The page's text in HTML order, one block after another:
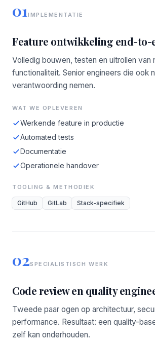
01IMPLEMENTATIE
Feature ontwikkeling end-to-
Volledig bouwen, testen en uitrollen van
functionaliteit. Senior engineers die ook
verantwoording nemen.
WAT WE OPLEVEREN
Werkende feature in productie
Automated tests
Documentatie
Operationele handover
TOOLING & METHODIEK
GitHub GitLab Stack-specifiek
02SPECIALISTISCH WERK
Code review en quality
Tweede paar ogen op architectuur,
performance. Resultaat: een quality-
zelf kan onderhouden.